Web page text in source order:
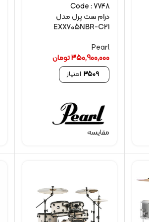
Code : 7748
درام ست پرل مدل
EXX705NBR-C21
Pearl
350,900,000تومان
3509 امتیاز
مقایسه